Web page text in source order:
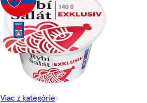
Viac z kategórie